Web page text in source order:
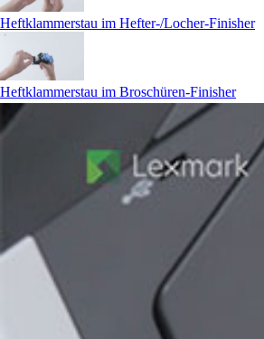
Heftklammerstau im Hefter-/Locher-Finisher
Heftklammerstau im Broschüren-Finisher